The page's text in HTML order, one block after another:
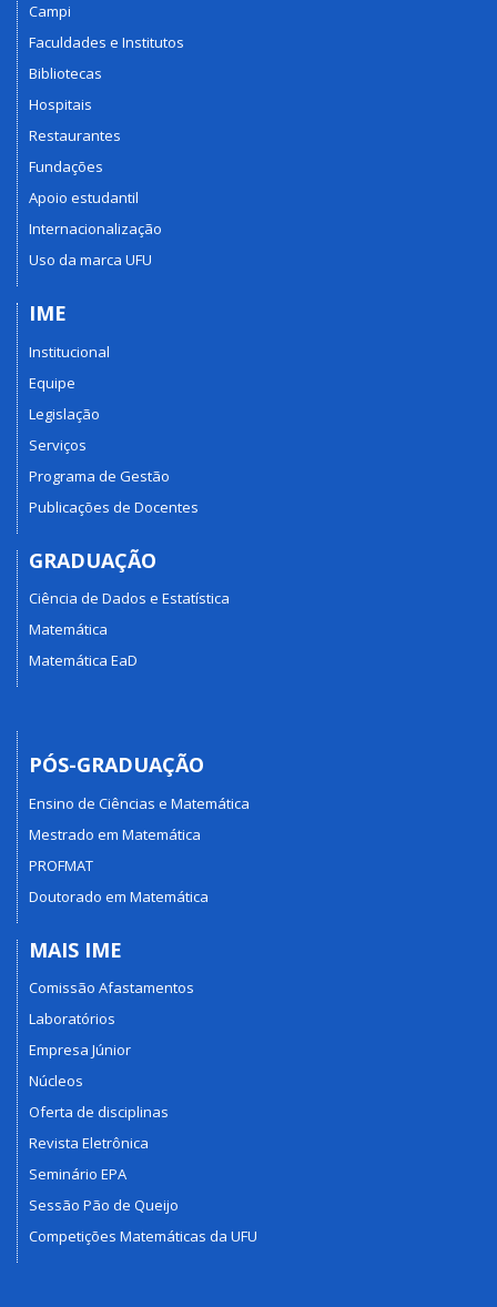
Campi
Faculdades e Institutos
Bibliotecas
Hospitais
Restaurantes
Fundações
Apoio estudantil
Internacionalização
Uso da marca UFU
IME
Institucional
Equipe
Legislação
Serviços
Programa de Gestão
Publicações de Docentes
GRADUAÇÃO
Ciência de Dados e Estatística
Matemática
Matemática EaD
PÓS-GRADUAÇÃO
Ensino de Ciências e Matemática
Mestrado em Matemática
PROFMAT
Doutorado em Matemática
MAIS IME
Comissão Afastamentos
Laboratórios
Empresa Júnior
Núcleos
Oferta de disciplinas
Revista Eletrônica
Seminário EPA
Sessão Pão de Queijo
Competições Matemáticas da UFU